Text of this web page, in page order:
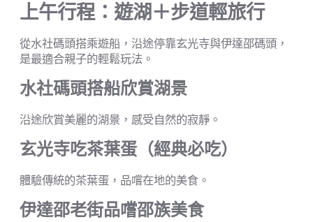
上午行程：遊湖＋步道輕旅行
從水社碼頭搭乘遊船，沿途停靠玄光寺與伊達邵碼頭，
是最適合親子的輕鬆玩法。
水社碼頭搭船欣賞湖景
沿途欣賞美麗的湖景，感受自然的寂靜。
玄光寺吃茶葉蛋（經典必吃）
體驗傳統的茶葉蛋，品嚐在地的美食。
伊達邵老街品嚐邵族美食